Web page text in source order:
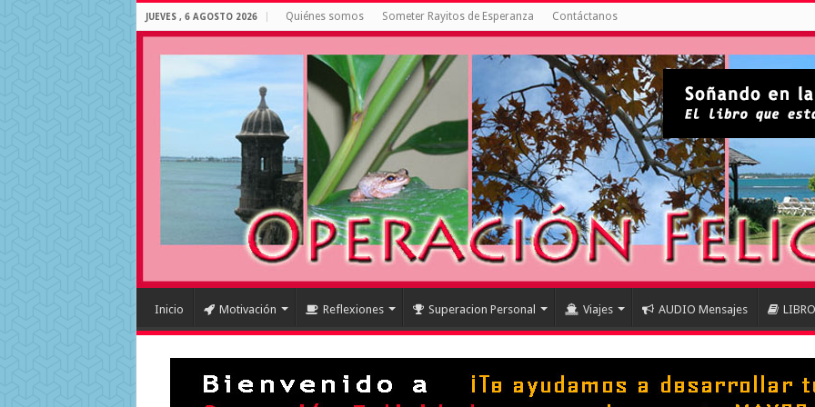
JUEVES , 6 AGOSTO 2026 Quiénes somos Someter Rayitos de Esperanza Contáctanos
Inicio Motivación Reflexiones Superacion Personal Viajes AUDIO Mensajes